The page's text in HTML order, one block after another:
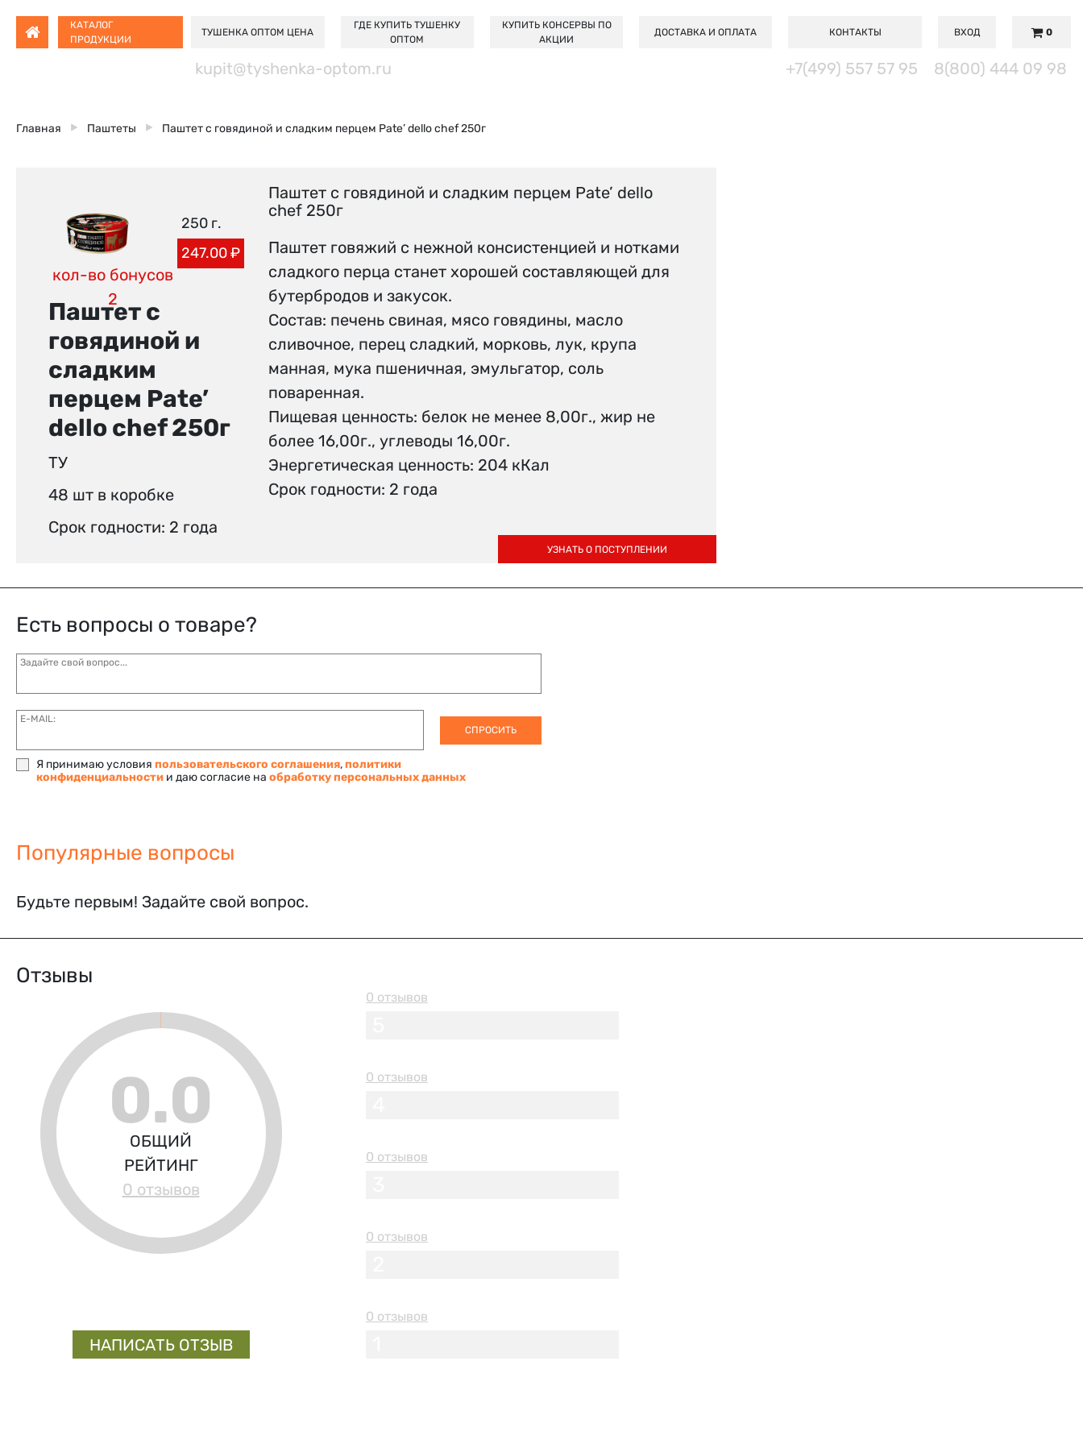
КАТАЛОГ
ПРОДУКЦИИ
ТУШЕНКА ОПТОМ ЦЕНА
ГДЕ КУПИТЬ ТУШЕНКУ
ОПТОМ
КУПИТЬ КОНСЕРВЫ ПО
АКЦИИ
ДОСТАВКА И ОПЛАТА КОНТАКТЫ ВХОД 0
kupit@tyshenka-optom.ru +7(499) 557 57 95 8(800) 444 09 98
Главная Паштеты Паштет с говядиной и сладким перцем Pate’ dello chef 250г
кол-во бонусов
2
250 г.
247.00₽
Паштет с
говядиной и
сладким
перцем Pate’
dello chef 250г
ТУ
48 шт в коробке
Срок годности: 2 года
Паштет с говядиной и сладким перцем Pate’ dello
chef 250г
Паштет говяжий с нежной консистенцией и нотками
сладкого перца станет хорошей составляющей для
бутербродов и закусок.
Состав: печень свиная, мясо говядины, масло
сливочное, перец сладкий, морковь, лук, крупа
манная, мука пшеничная, эмульгатор, соль
поваренная.
Пищевая ценность: белок не менее 8,00г., жир не
более 16,00г., углеводы 16,00г.
Энергетическая ценность: 204 кКал
Срок годности: 2 года
УЗНАТЬ О ПОСТУПЛЕНИИ
Есть вопросы о товаре?
Задайте свой вопрос...
E-MAIL:
СПРОСИТЬ
Я принимаю условия пользовательского соглашения,политики
конфиденциальности и даю согласие на обработку персональных данных
Популярные вопросы
Будьте первым! Задайте свой вопрос.
Отзывы
0.0
ОБЩИЙ
РЕЙТИНГ
0 отзывов
НАПИСАТЬ ОТЗЫВ
0 отзывов
0 отзывов
0 отзывов
0 отзывов
0 отзывов